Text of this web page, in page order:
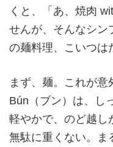
くと、「あ、焼肉
せんが、そんなシン
の麺料理、こいつは
まず、麺。これが意
Bún（ブン）は、し
軽やかで、のど越し
無駄に重くない。ま